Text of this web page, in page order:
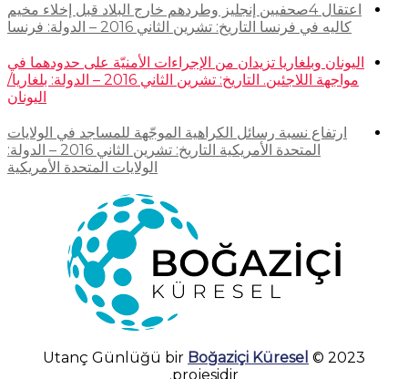
اعتقال 4صحفيين إنجليز وطردهم خارج البلاد قبل إخلاء مخيم
كاليه في فرنسا التاريخ: تشرين الثاني 2016 – الدولة: فرنسا
اليونان وبلغاريا تزيدان من الإجراءات الأمنيّة على حدودهما في
مواجهة اللاجئين. التاريخ: تشرين الثاني 2016 – الدولة: بلغاريا/
اليونان
ارتفاع نسبة رسائل الكراهية الموجّهة للمساجد في الولايات
المتحدة الأمريكية التاريخ: تشرين الثاني 2016 – الدولة:
الولايات المتحدة الأمريكية
2023 © Utanç Günlüğü bir
Boğaziçi Küresel
projesidir.